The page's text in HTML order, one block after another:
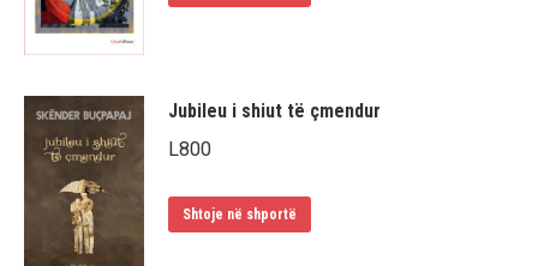
Jubileu i shiut të çmendur
L800
Shtoje në shportë